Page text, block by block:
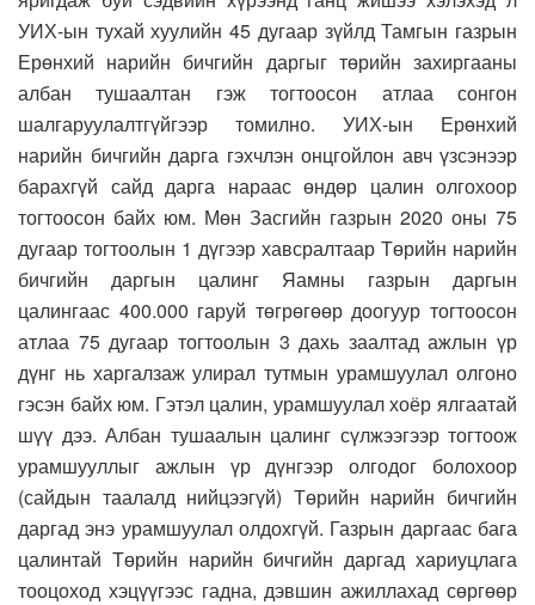
УИХ-ын тухай хуулийн 45 дугаар зүйлд Тамгын газрын
Ерөнхий нарийн бичгийн даргыг төрийн захиргааны
албан тушаалтан гэж тогтоосон атлаа сонгон
шалгаруулалтгүйгээр томилно. УИХ-ын Ерөнхий
нарийн бичгийн дарга гэхчлэн онцгойлон авч үзсэнээр
барахгүй сайд дарга нараас өндөр цалин олгохоор
тогтоосон байх юм. Мөн Засгийн газрын 2020 оны 75
дугаар тогтоолын 1 дүгээр хавсралтаар Төрийн нарийн
бичгийн даргын цалинг Яамны газрын даргын
цалингаас 400.000 гаруй төгрөгөөр доогуур тогтоосон
атлаа 75 дугаар тогтоолын 3 дахь заалтад ажлын үр
дүнг нь харгалзаж улирал тутмын урамшуулал олгоно
гэсэн байх юм. Гэтэл цалин, урамшуулал хоёр ялгаатай
шүү дээ. Албан тушаалын цалинг сүлжээгээр тогтоож
урамшууллыг ажлын үр дүнгээр олгодог болохоор
(сайдын таалалд нийцээгүй) Төрийн нарийн бичгийн
даргад энэ урамшуулал олдохгүй. Газрын даргаас бага
цалинтай Төрийн нарийн бичгийн даргад хариуцлага
тооцоход хэцүүгээс гадна, дэвшин ажиллахад сөргөөр